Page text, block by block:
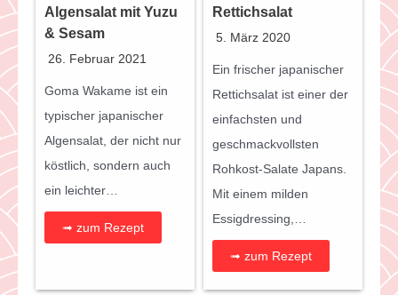
Algensalat mit Yuzu
& Sesam
26. Februar 2021
Goma Wakame ist ein
typischer japanischer
Algensalat, der nicht nur
köstlich, sondern auch
ein leichter…
➟ zum Rezept
Rettichsalat
5. März 2020
Ein frischer japanischer
Rettichsalat ist einer der
einfachsten und
geschmackvollsten
Rohkost-Salate Japans.
Mit einem milden
Essigdressing,…
➟ zum Rezept